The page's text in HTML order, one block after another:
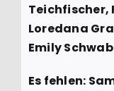
Teichfischer,
Loredana
Emily
Es fehlen: